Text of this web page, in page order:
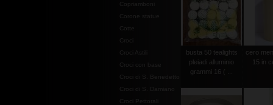
Copriamboni
Corone statue
Cotte
Croci
Croci Astili
Croci con base
Croci di S. Benedetto
Croci di S. Damiano
Croci Pettorali
busta 50 tealights
pleiadi alluminio
grammi 16 ( ...
cero
15 in